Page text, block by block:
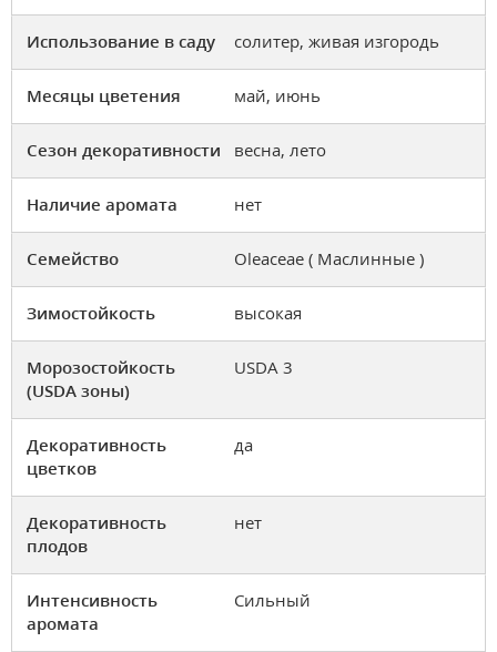
Использование в саду солитер, живая изгородь
Месяцы цветения май, июнь
Сезон декоративности весна, лето
Наличие аромата нет
Семейство Oleaceae ( Маслинные )
Зимостойкость высокая
Морозостойкость
(USDA зоны)
USDA 3
Декоративность
цветков
да
Декоративность
плодов
нет
Интенсивность
аромата
Сильный